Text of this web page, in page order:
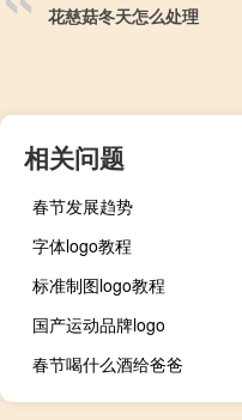
花慈菇冬天怎么处理
相关问题
春节发展趋势
字体logo教程
标准制图logo教程
国产运动品牌logo
春节喝什么酒给爸爸